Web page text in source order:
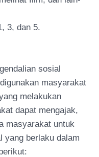
3, dan 5.
sosial
masyarakat
melakukan
dapat mengajak,
masyarakat untuk
yang berlaku dalam